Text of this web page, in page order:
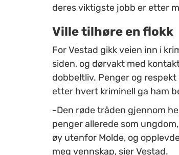
deres viktigste jobb er etter
Ville tilhøre en flokk
For Vestad gikk veien inn i
siden, og dørvakt med
dobbeltliv. Penger og
etter hvert kriminell ga ham
-Den røde tråden gjennom
penger allerede som
øy utenfor Molde, og
meg vennskap, sier Vestad.